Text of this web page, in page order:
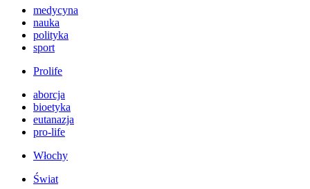
medycyna
nauka
polityka
sport
Prolife
aborcja
bioetyka
eutanazja
pro-life
Włochy
Świat